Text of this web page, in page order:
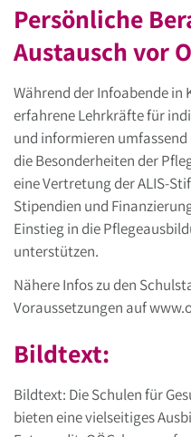
Persönliche
Austausch vor
Während der Infoabende in
erfahrene Lehrkräfte für
und informieren
die Besonderheiten der
eine Vertretung der ALIS-
Stipendien und
Einstieg in die
unterstützen.
Nähere Infos zu den
Voraussetzungen auf
Bildtext:
Bildtext: Die Schulen für
bieten eine vielseitiges